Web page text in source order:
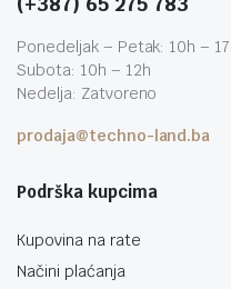
Ponedeljak – Petak: 10h –
Subota: 10h – 12h
Nedelja: Zatvoreno
prodaja@techno-land.ba
Podrška kupcima
Kupovina na rate
Načini plaćanja